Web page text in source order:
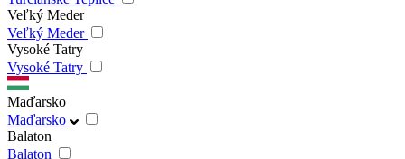
Veľký Meder
Veľký Meder
Vysoké Tatry
Vysoké Tatry
Maďarsko
Maďarsko
Balaton
Balaton